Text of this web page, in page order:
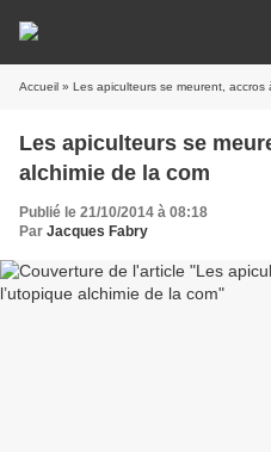
Accueil » Les apiculteurs se meurent, accros
Les apiculteurs se
alchimie de la com
Publié le 21/10/2014 à 08:18
Par Jacques Fabry